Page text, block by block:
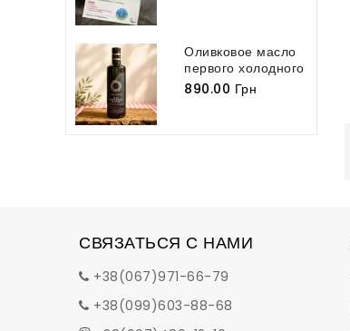
Оливковое масло
первого холодного
отжима...
890.00 Грн
СВЯЗАТЬСЯ С НАМИ
+38(067)971-66-79
+38(099)603-88-68